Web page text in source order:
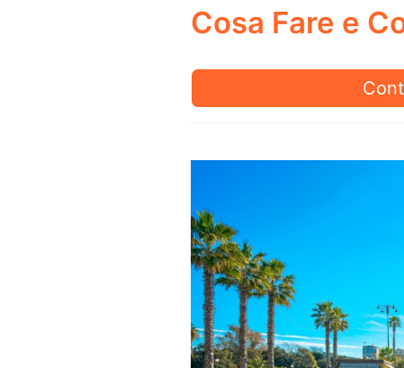
Cosa Fare e
dei
Come